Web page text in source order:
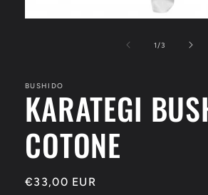
modale
1/su3
BUSHIDO
KARATEGI
COTONE
Prezzo
€33,00 EUR